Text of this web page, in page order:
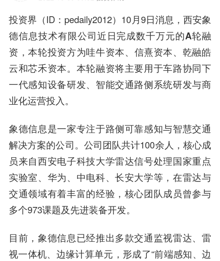
投资界（ID：pedaily2012）10月9日消息，西安象
德信息技术有限公司近日完成数千万元的A轮融
资 ，本轮投资方为哇牛资本、信熹资本、乾融皓
云和芯禾资本。本轮融资将主要用于车路协同下
一代感知设备研发、智能交通路侧系统研发与商
业化运营投入。
象德信息是一家专注于路侧可靠感知与智慧交通
解决方案的公司。公司团队共计100余人，核心成
员来自西安电子科技大学雷达信号处理国家重点
实验室、华为、中电科、长安大学等，在雷达与
交通领域有着丰富的经验，核心团队成员曾参与
多个973课题及先进装备开发。
目前，象德信息已经推出多款交通监视雷达、雷
视一体机、边缘计算单元，形成了“前端感知、边